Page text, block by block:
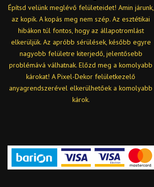
Építsd velünk meglévő felületeidet! Amin járunk,
az kopik. A kopás meg nem szép. Az esztétikai
hibákon túl fontos, hogy az állapotromlást
elkerüljük. Az apróbb sérülések, később egyre
nagyobb felületre kiterjedő, jelentősebb
problémává válhatnak. Előzd meg a komolyabb
károkat! A Pixel-Dekor felületkezelő
anyagrendszerével elkerülhetőek a komolyabb
károk.